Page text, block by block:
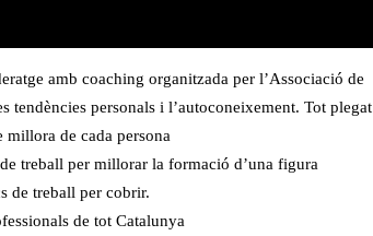
amb coaching organitzada per l’Associació de
tendències personals i l’autoconeixement. Tot plegat
millora de cada persona
treball per millorar la formació d’una figura
de treball per cobrir.
de tot Catalunya